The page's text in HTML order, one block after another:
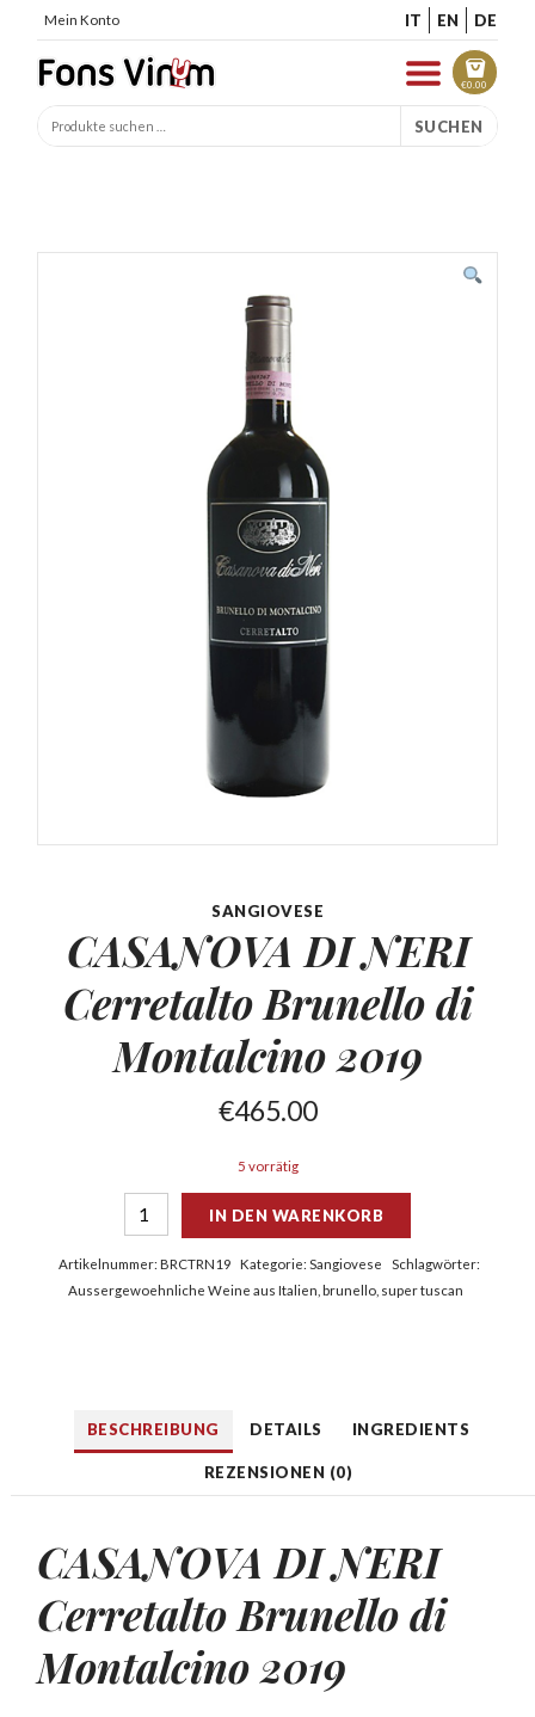
Mein Konto IT EN DE
€0.00
SUCHEN
SANGIOVESE
CASANOVA DI NERI
CerretaltoBrunello di
Montalcino 2019
€465.00
5 vorrätig
IN DEN WARENKORB
Artikelnummer: BRCTRN19 Kategorie:Sangiovese
Schlagwörter:
Aussergewoehnliche Weine aus Italien brunello super tuscan
BESCHREIBUNG DETAILS INGREDIENTS
REZENSIONEN (0)
CASANOVA DI NERI
Cerretalto Brunello di
Montalcino 2019